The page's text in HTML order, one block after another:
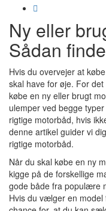
Ny eller
Sådan
Hvis du overvejer at
skal have for øje. For
købe en ny eller brugt
ulemper ved begge
rigtige motorbåd, hvis
denne artikel guider vi
rigtige motorbåd.
Når du skal købe en ny
kigge på de forskellige
gode både fra populære
Hvis du vælger en